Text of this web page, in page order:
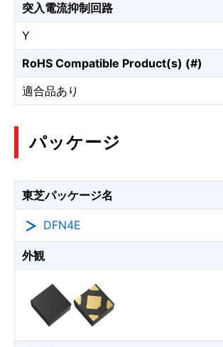
突入電流抑制回路
Y
RoHS Compatible Product(s) (#)
適合品あり
パッケージ
東芝パッケージ名
DFN4E
外観